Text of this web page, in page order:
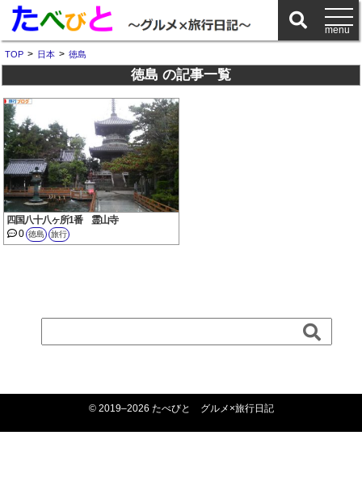
TOP > 日本 > 徳島
徳島 の記事一覧
四国八十八ヶ所1番 霊山寺
0 徳島 旅行
© 2019–2026 たべびと グルメ×旅行日記